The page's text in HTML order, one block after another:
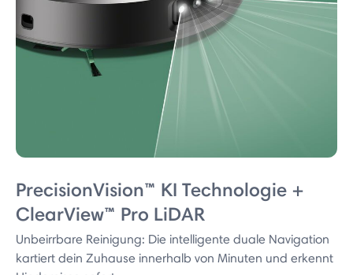
PrecisionVision™ KI Technologie +
ClearView™ Pro LiDAR
Unbeirrbare Reinigung: Die intelligente duale Navigation
kartiert dein Zuhause innerhalb von Minuten und erkennt